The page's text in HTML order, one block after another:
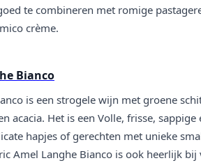
te combineren met romige
crème.
Bianco
is een strogele wijn met groene
acacia. Het is een Volle, frisse,
hapjes of gerechten met unieke
Amel Langhe Bianco is ook heerlijk